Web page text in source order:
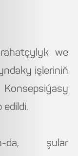
we
işleriniň
da, şular